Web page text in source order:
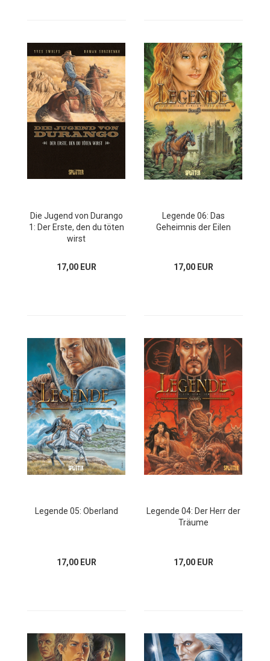
Die Jugend von Durango
1: Der Erste, den du töten
wirst
17,00 EUR
Legende 06: Das
Geheimnis der Eilen
17,00 EUR
Legende 05: Oberland
17,00 EUR
Legende 04: Der Herr der
Träume
17,00 EUR